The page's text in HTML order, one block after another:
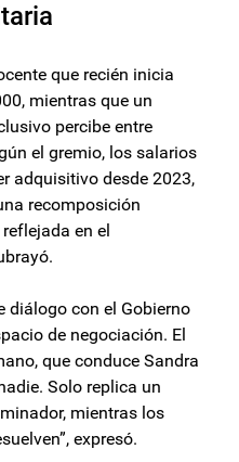
que recién inicia
mientras que un
percibe entre
el gremio, los salarios
adquisitivo desde 2023,
recomposición
en el
diálogo con el Gobierno
de negociación. El
que conduce Sandra
Solo replica un
mientras los
expresó.